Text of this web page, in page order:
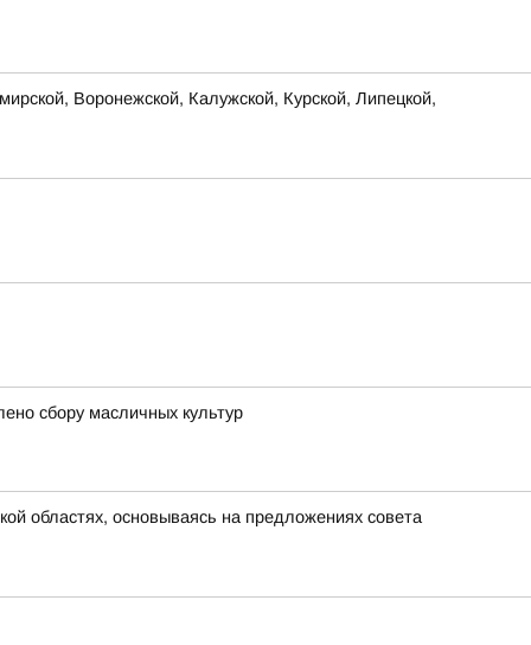
Воронежской, Калужской, Курской, Липецкой,
сбору масличных культур
областях, основываясь на предложениях совета